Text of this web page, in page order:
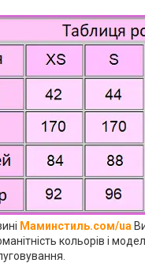
Маминстиль.сом/ua
кольорів і